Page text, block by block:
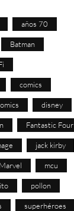
años 70
Batman
comics
disney
Fantastic Four
jack kirby
Marvel mcu
pollon
superhéroes